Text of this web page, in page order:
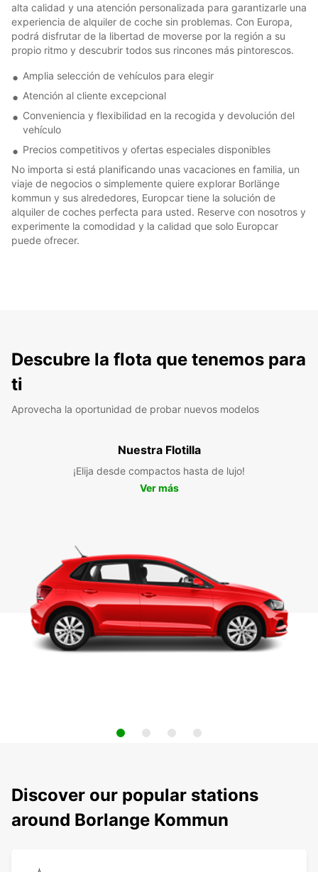
alta calidad y una atención personalizada para garantizarle una
experiencia de alquiler de coche sin problemas. Con Europa,
podrá disfrutar de la libertad de moverse por la región a su
propio ritmo y descubrir todos sus rincones más pintorescos.
Amplia selección de vehículos para elegir
Atención al cliente excepcional
Conveniencia y flexibilidad en la recogida y devolución del
vehículo
Precios competitivos y ofertas especiales disponibles
No importa si está planificando unas vacaciones en familia, un
viaje de negocios o simplemente quiere explorar Borlänge
kommun y sus alrededores, Europcar tiene la solución de
alquiler de coches perfecta para usted. Reserve con nosotros y
experimente la comodidad y la calidad que solo Europcar
puede ofrecer.
Descubre la flota que tenemos para
ti
Aprovecha la oportunidad de probar nuevos modelos
Nuestra Flotilla
¡Elija desde compactos hasta de lujo!
Ver más
Discover our popular stations
around Borlange Kommun